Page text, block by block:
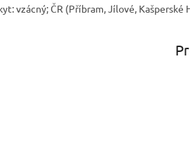
vzácný; ČR (Příbram, Jílové,